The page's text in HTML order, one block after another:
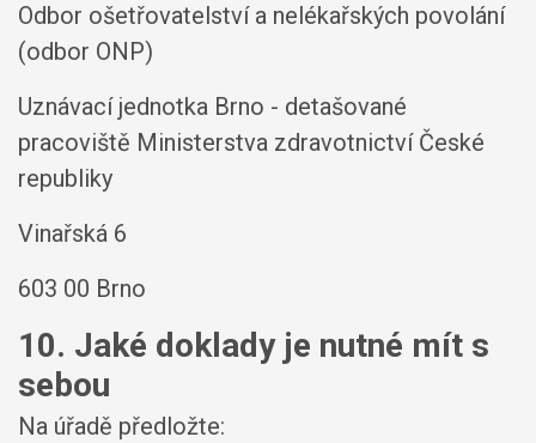
Odbor ošetřovatelství a nelékařských povolání
(odbor ONP)
Uznávací jednotka Brno - detašované
pracoviště Ministerstva zdravotnictví České
republiky
Vinařská 6
603 00 Brno
10. Jaké doklady je nutné mít s
sebou
Na úřadě předložte: